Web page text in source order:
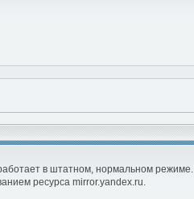
в штатном, нормальном режиме.
ресурса mirror.yandex.ru.